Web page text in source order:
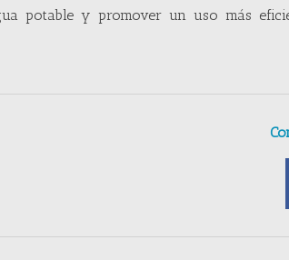
potable y promover un uso más